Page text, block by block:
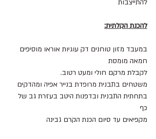
להתייצבות
להכנת הקלתית:
במעבד מזון טוחנים דק עוגיות אוראו מוסיפים
חמאה מומסת
לקבלת מרקם חולי ומעט רטוב.
משטחים בתבנית מרופדת בנייר אפיה ומהדקים
בתחתית התבנית ובדפנות היטב בעזרת גב של
כף
מקפיאים עד סיום הכנת הקרם גבינה